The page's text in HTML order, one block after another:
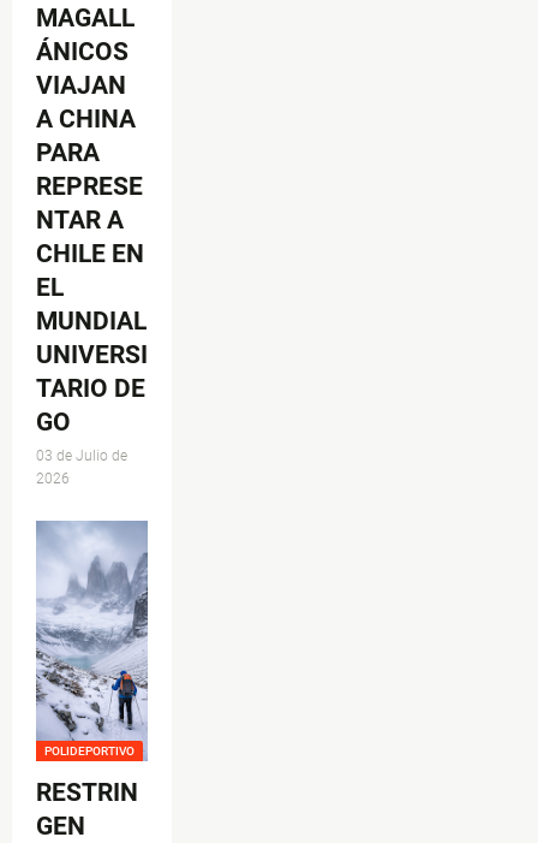
MAGALL
ÁNICOS
VIAJAN
A CHINA
PARA
REPRESE
NTAR A
CHILE EN
EL
MUNDIAL
UNIVERSI
TARIO DE
GO
03 de Julio de
2026
POLIDEPORTIVO
RESTRIN
GEN